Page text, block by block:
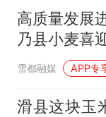
高质量发展
乃县小麦喜
雪都融媒 APP专
滑县这块玉